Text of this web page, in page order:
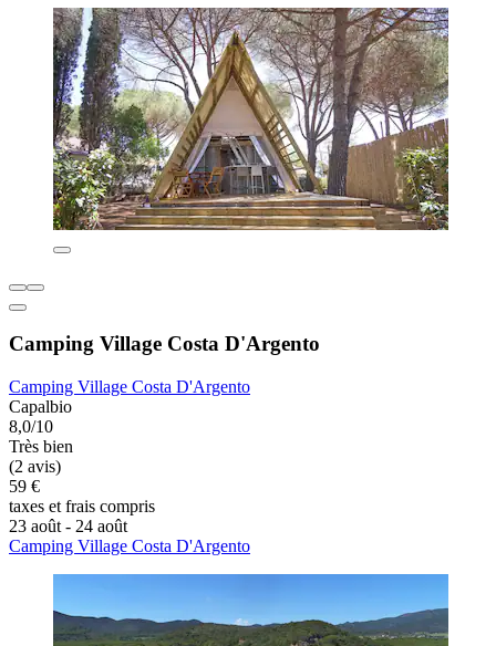
Camping Village Costa D'Argento
Camping Village Costa D'Argento
Capalbio
8,0/10
Très bien
(2 avis)
59 €
taxes et frais compris
23 août - 24 août
Camping Village Costa D'Argento